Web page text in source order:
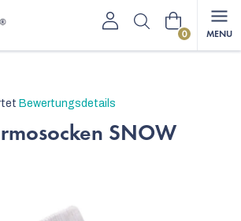
Warenkorb
Bewertungsdetails
SNOW